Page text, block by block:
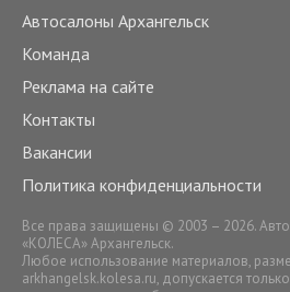
Автосалоны Архангельск
Команда
Реклама на сайте
Контакты
Вакансии
Политика конфиденциальности
Все права защищены © 2003 – 2026.
«КОЛЕСА» Архангельск.
Любое использование материалов,
arkhangelsk.kolesa.ru, допускается